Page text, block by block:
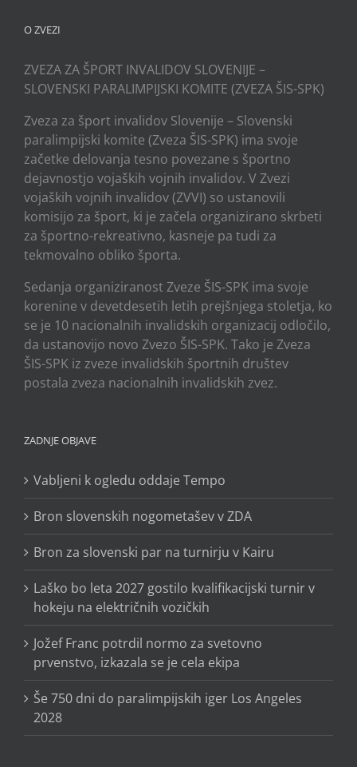
O ZVEZI
ZVEZA ZA ŠPORT INVALIDOV SLOVENIJE –
SLOVENSKI PARALIMPIJSKI KOMITE (ZVEZA ŠIS-SPK)
Zveza za šport invalidov Slovenije – Slovenski
paralimpijski komite (Zveza ŠIS-SPK) ima svoje
začetke delovanja tesno povezane s športno
dejavnostjo vojaških vojnih invalidov. V Zvezi
vojaških vojnih invalidov (ZVVI) so ustanovili
komisijo za šport, ki je začela organizirano skrbeti
za športno-rekreativno, kasneje pa tudi za
tekmovalno obliko športa.
Sedanja organiziranost Zveze ŠIS-SPK ima svoje
korenine v devetdesetih letih prejšnjega stoletja, ko
se je 10 nacionalnih invalidskih organizacij odločilo,
da ustanovijo novo Zvezo ŠIS-SPK. Tako je Zveza
ŠIS-SPK iz zveze invalidskih športnih društev
postala zveza nacionalnih invalidskih zvez.
ZADNJE OBJAVE
Vabljeni k ogledu oddaje Tempo
Bron slovenskih nogometašev v ZDA
Bron za slovenski par na turnirju v Kairu
Laško bo leta 2027 gostilo kvalifikacijski turnir v
hokeju na električnih vozičkih
Jožef Franc potrdil normo za svetovno
prvenstvo, izkazala se je cela ekipa
Še 750 dni do paralimpijskih iger Los Angeles
2028